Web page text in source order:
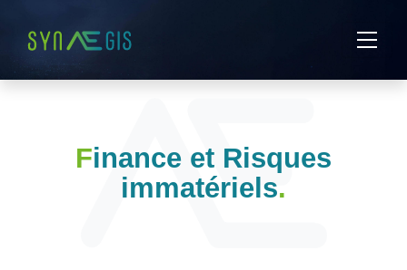
content
Finance et Risques
immatériels.
01